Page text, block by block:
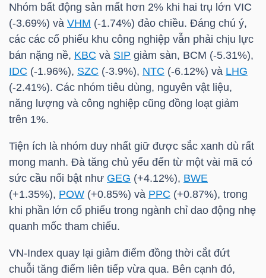
Nhóm bất động sản mất hơn 2% khi hai trụ lớn VIC
(-3.69%) và VHM (-1.74%) đảo chiều. Đáng chú ý,
các các cổ phiếu khu công nghiệp vẫn phải chịu lực
bán nặng nề, KBC và SIP giảm sàn, BCM (-5.31%),
IDC (-1.96%), SZC (-3.9%), NTC (-6.12%) và LHG
(-2.41%). Các nhóm tiêu dùng, nguyên vật liệu,
năng lượng và công nghiệp cũng đồng loạt giảm
trên 1%.
Tiện ích là nhóm duy nhất giữ được sắc xanh dù rất
mong manh. Đà tăng chủ yếu đến từ một vài mã có
sức cầu nổi bật như GEG (+4.12%), BWE
(+1.35%), POW (+0.85%) và PPC (+0.87%), trong
khi phần lớn cổ phiếu trong ngành chỉ dao động nhẹ
quanh mốc tham chiếu.
VN-Index quay lại giảm điểm đồng thời cắt đứt
chuỗi tăng điểm liên tiếp vừa qua. Bên cạnh đó,
DỮ
LIỆU
Ngành
(-)
VS-
SECTOR
NĂNG
LƯỢNG